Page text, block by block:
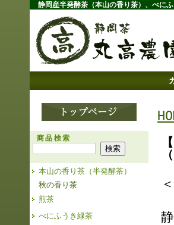
静岡産半発酵茶（本山の香り茶）、べに
商品検索
本山の香り茶（半発酵茶）
秋の香り茶
煎茶
べにふうき緑茶